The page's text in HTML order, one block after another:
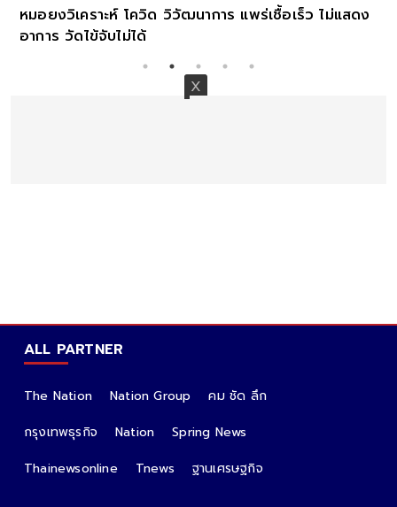
หมอยงวิเคราะห์ โควิด วิวัฒนาการ แพร่เชื้อเร็ว ไม่แสดง
อาการ วัดไข้จับไม่ได้
ALL PARTNER
The Nation Nation Group
คม ชัด ลึก
กรุงเทพธุรกิจ
Nation
Spring News
Thainewsonline
Tnews ฐานเศรษฐกิจ